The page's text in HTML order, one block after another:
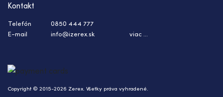
Copyright © 2015-2026 Zerex. Všetky práva vyhradené.
Kontakt
Telefón
0850 444 777
E-mail
info@izerex.sk viac ...